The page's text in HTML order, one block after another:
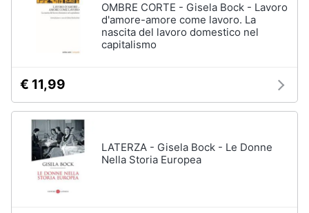
OMBRE CORTE - Gisela Bock - Lavoro
d'amore-amore come lavoro. La
nascita del lavoro domestico nel
capitalismo
€ 11,99
LATERZA - Gisela Bock - Le Donne
Nella Storia Europea